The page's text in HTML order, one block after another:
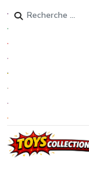
Rechercher